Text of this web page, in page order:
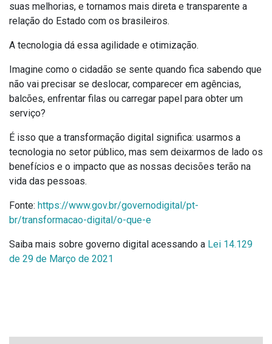
suas melhorias, e tornamos mais direta e transparente a
relação do Estado com os brasileiros.
A tecnologia dá essa agilidade e otimização.
Imagine como o cidadão se sente quando fica sabendo que
não vai precisar se deslocar, comparecer em agências,
balcões, enfrentar filas ou carregar papel para obter um
serviço?
É isso que a transformação digital significa: usarmos a
tecnologia no setor público, mas sem deixarmos de lado os
benefícios e o impacto que as nossas decisões terão na
vida das pessoas.
Fonte: https://www.gov.br/governodigital/pt-
br/transformacao-digital/o-que-e
Saiba mais sobre governo digital acessando a Lei 14.129
de 29 de Março de 2021